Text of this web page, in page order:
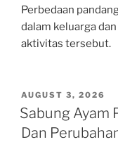
Perbedaan
dalam keluarga
aktivitas tersebut.
POSTED
ON
AUGUST 3, 2026
Sabung Ayam
Dan